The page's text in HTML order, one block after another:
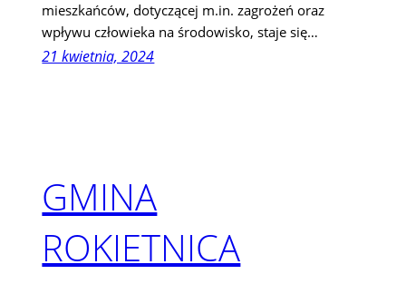
mieszkańców, dotyczącej m.in. zagrożeń oraz
wpływu człowieka na środowisko, staje się…
21 kwietnia, 2024
GMINA
ROKIETNICA